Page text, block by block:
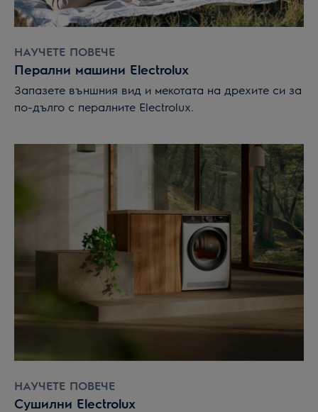
НАУЧЕТЕ ПОВЕЧЕ
Перални машини Electrolux
Запазете външния вид и мекотата на дрехите си за
по-дълго с пералните Electrolux.
НАУЧЕТЕ ПОВЕЧЕ
Сушилни Electrolux